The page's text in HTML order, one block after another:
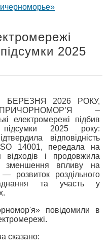
2025
БЕРЕЗНЯ 2026 РОКУ,
ПРИЧОРНОМОР’Я –
електромережі підбив
підсумки 2025 року:
відповідність
14001, передала на
і продовжила
зменшення впливу на
розвиток роздільного
та участь у
повідомили в
сказано: